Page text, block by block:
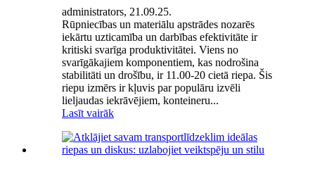
administrators, 21.09.25.
Rūpniecības un materiālu apstrādes nozarēs
iekārtu uzticamība un darbības efektivitāte ir
kritiski svarīga produktivitātei. Viens no
svarīgākajiem komponentiem, kas nodrošina
stabilitāti un drošību, ir 11.00-20 cietā riepa. Šis
riepu izmērs ir kļuvis par populāru izvēli
lieljaudas iekrāvējiem, konteineru...
Lasīt vairāk